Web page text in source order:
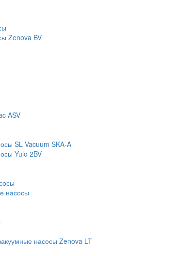
Zenova BV
ASV
SL Vacuum SKA-A
Yulo 2BV
насосы
насосы Zenova LT